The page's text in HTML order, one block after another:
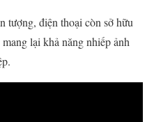
tượng, điện thoại còn sở hữu
lại khả năng nhiếp ảnh